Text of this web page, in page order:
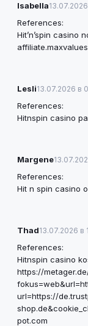
Isabella
References:
Hit’n’spin casino
Lesli13.07.2026 в
References:
Hitnspin casino
Margene
References:
Hit n spin casino
Thad13.07.2026 в
References:
Hitnspin casino
https://
url=https://
pot.com